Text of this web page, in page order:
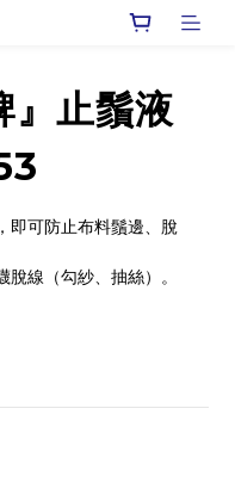
』止鬚液
即可防止布料鬚邊、脫
線（勾紗、抽絲）。